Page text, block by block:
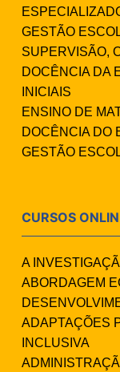
GESTÃO
SUPERVISÃO,
DOCÊNCIA DA
INICIAIS
ENSINO DE
DOCÊNCIA DO
GESTÃO
CURSOS
A
ABORDAGEM
ADAPTAÇÕES
INCLUSIVA